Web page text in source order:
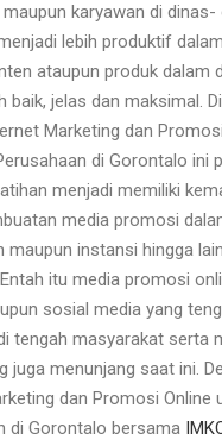
karyawan di
lebih produktif
ataupun produk dalam
baik, jelas dan maksimal.
Marketing dan
di Gorontalo ini
menjadi memiliki
media promosi
maupun instansi hingga
itu media promosi
sosial media yang
tengah masyarakat serta
juga menunjang saat ini.
dan Promosi Online
di Gorontalo bersama